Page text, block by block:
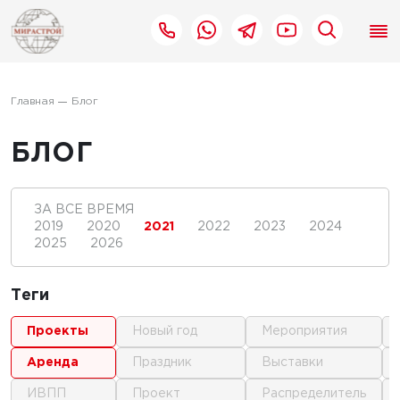
Главная Блог
БЛОГ
ЗА ВСЕ ВРЕМЯ
2019
2020 2021 2022 2023
2024
2025
2026
Теги
проекты
аренда
ИВПП
новый год
праздник
проект
мероприятия
выставки
распределитель